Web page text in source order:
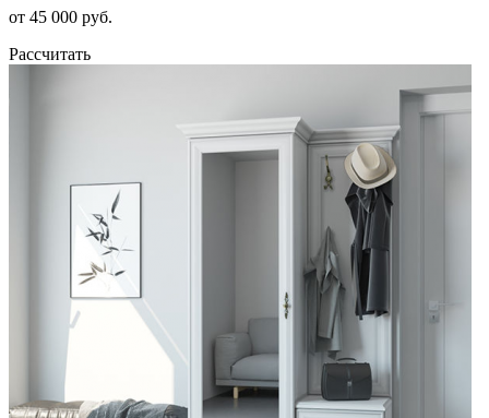
от 45 000 руб.
Рассчитать